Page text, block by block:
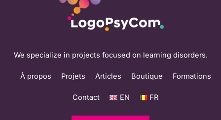
We specialize in projects focused on learning disorders.
À propos Projets Articles Boutique Formations
Contact EN FR